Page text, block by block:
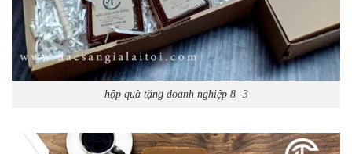
hộp quà tặng doanh nghiệp 8 -3